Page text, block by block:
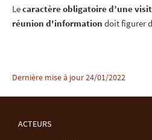
Lecaractère obligatoire d’une
réunion d'information doit figurer
Dernière mise à jour24/01/2022
ACTEURS